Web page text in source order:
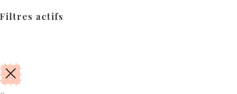
Filtres actifs